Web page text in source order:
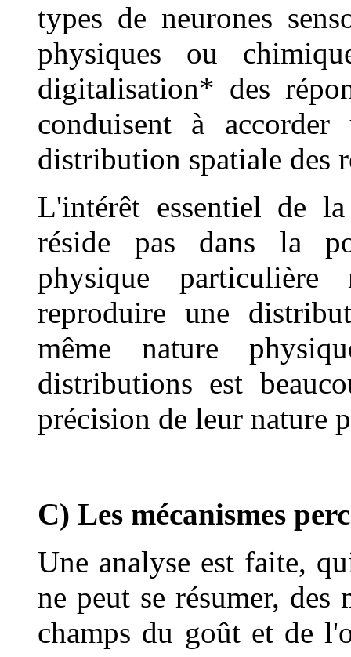
types de neurones
physiques ou
digitalisation* des
conduisent à
distribution spatiale des
L'intérêt essentiel de
réside pas dans la
physique
reproduire une
même nature
distributions est
précision de leur nature
C) Les mécanismes
Une analyse est faite,
ne peut se résumer, des
champs du goût et de